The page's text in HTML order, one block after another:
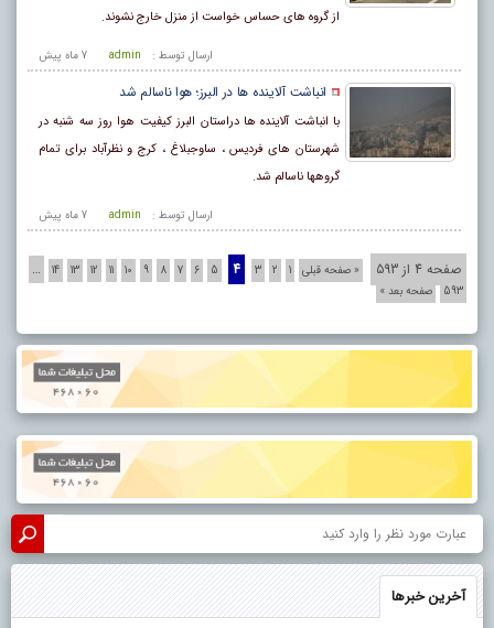
از گروه های حساس خواست از منزل خارج نشوند.
7 ماه پيش ارسال توسط : admin
انباشت آلاینده ها در البرز؛ هوا ناسالم شد
با انباشت آلاینده ها دراستان البرز کیفیت هوا روز سه شنبه در
شهرستان های فردیس ، ساوجبلاغ ، کرج و نظرآباد برای تمام
گروهها ناسالم شد.
7 ماه پيش ارسال توسط : admin
صفحه 4 از 593 « صفحه قبلی 1
2
3
4
5
6
7
8
9
10
11
12
13
14
…
593 صفحه بعد »
آخرین خبرها